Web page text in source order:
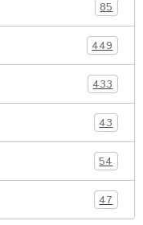
85
449
433
43
54
47